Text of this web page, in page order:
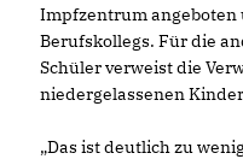
Impfzentrum angeboten
Berufskollegs. Für die
Schüler verweist die
niedergelassenen
Das ist deutlich zu